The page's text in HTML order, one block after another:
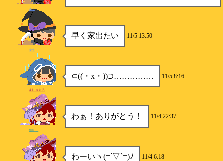
ゆう
早く家出たい 11/5 13:50
ゆう
⊂((・x・))⊃…………… 11/5 8:16
ましゅまろ
わぁ！ありがとう！ 11/4 22:37
如月＿
わーいヽ(=´▽`=)ﾉ 11/4 6:18